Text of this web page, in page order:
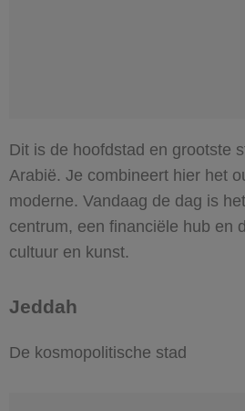
Dit is de hoofdstad en grootste
Arabië. Je combineert hier het
moderne. Vandaag de dag is
centrum, een financiële hub en
cultuur en kunst.
Jeddah
De kosmopolitische stad